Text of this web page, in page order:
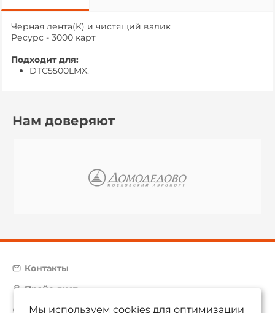
Черная лента(K) и чистящий валик
Ресурс - 3000 карт
Подходит для:
DTC5500LMX.
Нам доверяют
Контакты
Прайс-лист
Карта сайта
Мы используем cookies для оптимизации